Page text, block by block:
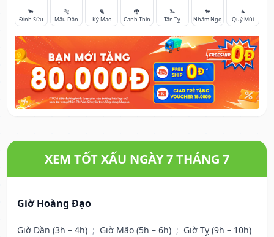
🐂
Đinh Sửu
🐅
Mậu Dần
🐈
Kỷ Mão
🐉
Canh Thìn
🐍
Tân Tỵ
🐎
Nhâm Ngọ
🐐
Quý Mùi
XEM TỐT XẤU NGÀY 7 THÁNG 7
Giờ Hoàng Đạo
Giờ Dần (3h – 4h) ; Giờ Mão (5h – 6h) ; Giờ Tỵ (9h – 10h)